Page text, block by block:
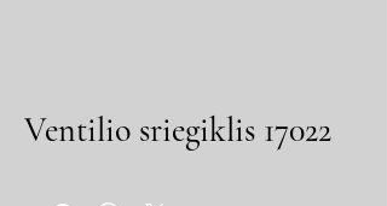
Ventilio sriegiklis 17022